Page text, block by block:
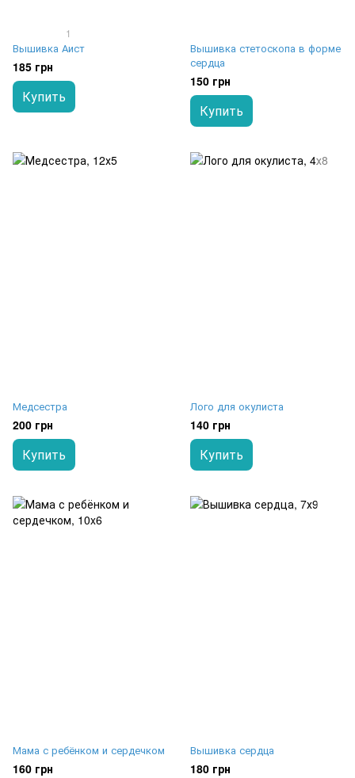
1
Вышивка Аист
185 грн
Купить
Вышивка стетоскопа в форме
сердца
150 грн
Купить
Медсестра
200 грн
Купить
Лого для окулиста
140 грн
Купить
Мама с ребёнком и сердечком
160 грн
Вышивка сердца
180 грн